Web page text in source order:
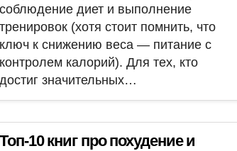
2.
соблюдение диет и выполнение
тренировок (хотя стоит помнить, что
ключ к снижению веса — питание с
контролем калорий). Для тех, кто
достиг значительных…
Топ-10 книг про похудение и